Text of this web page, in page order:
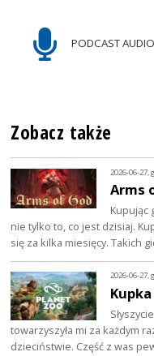
PODCAST AUDIO
Zobacz także
2026-06-27,
Arms
Kupując
nie tylko to, co jest dzisiaj.
się za kilka miesięcy. Takich
2026-06-27,
towarzyszyła mi za każdym
dzieciństwie. Część z was